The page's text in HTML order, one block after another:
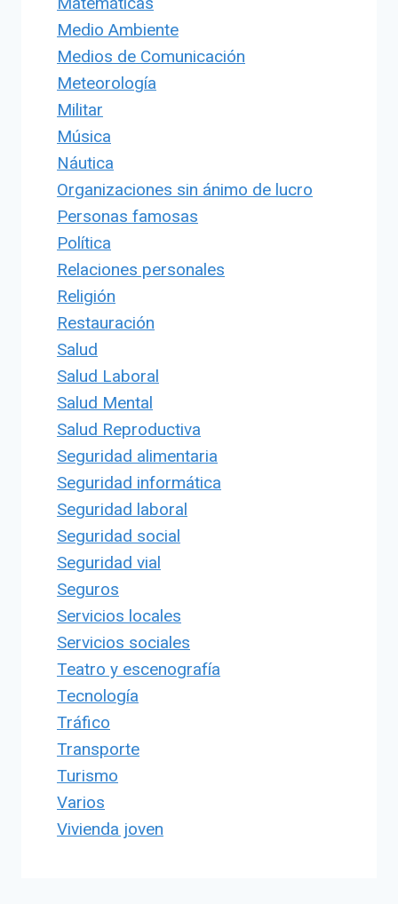
Medio Ambiente
Medios de Comunicación
Meteorología
Militar
Música
Náutica
Organizaciones sin ánimo de lucro
Personas famosas
Política
Relaciones personales
Religión
Restauración
Salud
Salud Laboral
Salud Mental
Salud Reproductiva
Seguridad alimentaria
Seguridad informática
Seguridad laboral
Seguridad social
Seguridad vial
Seguros
Servicios locales
Servicios sociales
Teatro y escenografía
Tecnología
Tráfico
Transporte
Turismo
Varios
Vivienda joven